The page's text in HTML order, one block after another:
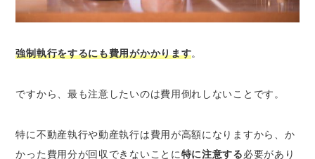
強制執行をするにも費用がかかります。
ですから、最も注意したいのは費用倒れしないことです。
特に不動産執行や動産執行は費用が高額になりますから、か
かった費用分が回収できないことに特に注意する必要があり